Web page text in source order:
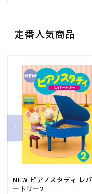
定番人気商品
NEW ピアノスタディ レパ
ートリー2